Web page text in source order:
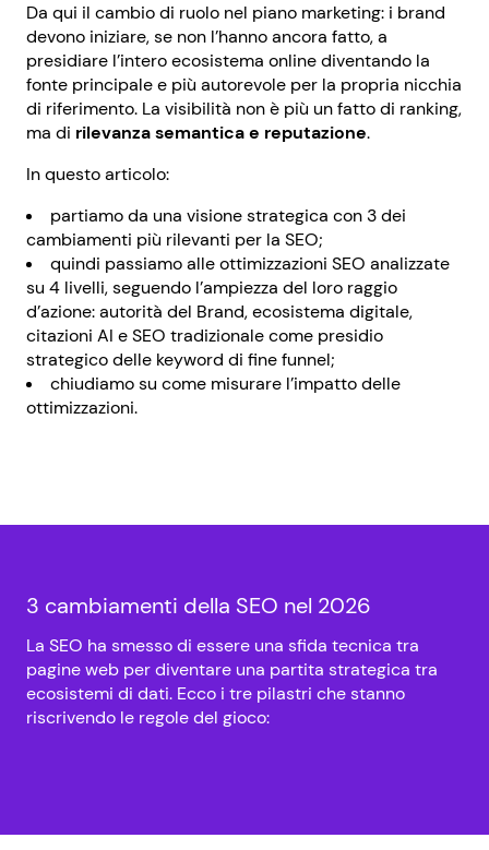
Da qui il cambio di ruolo nel piano marketing: i brand
devono iniziare, se non l’hanno ancora fatto, a
presidiare l’intero ecosistema online diventando la
fonte principale e più autorevole per la propria nicchia
di riferimento. La visibilità non è più un fatto di ranking,
ma di rilevanza semantica e reputazione.
In questo articolo:
partiamo da una visione strategica con 3 dei
cambiamenti più rilevanti per la SEO;
quindi passiamo alle ottimizzazioni SEO analizzate
su 4 livelli, seguendo l’ampiezza del loro raggio
d’azione: autorità del Brand, ecosistema digitale,
citazioni AI e SEO tradizionale come presidio
strategico delle keyword di fine funnel;
chiudiamo su come misurare l’impatto delle
ottimizzazioni.
3 cambiamenti della SEO nel 2026
La SEO ha smesso di essere una sfida tecnica tra
pagine web per diventare una partita strategica tra
ecosistemi di dati. Ecco i tre pilastri che stanno
riscrivendo le regole del gioco: